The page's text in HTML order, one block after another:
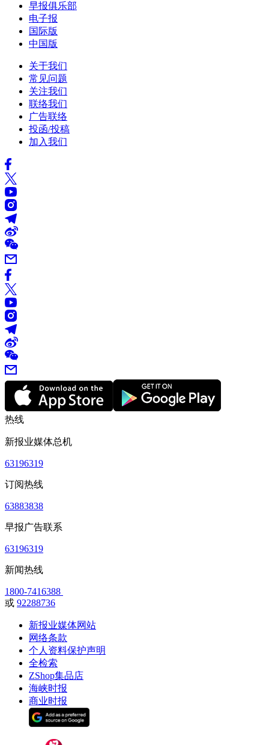
早报俱乐部
电子报
国际版
中国版
关于我们
常见问题
关注我们
联络我们
广告联络
投函/投稿
加入我们
热线
新报业媒体总机
63196319
订阅热线
63883838
早报广告联系
63196319
新闻热线
1800-7416388
或 92288736
新报业媒体网站
网络条款
个人资料保护声明
全检索
ZShop集品店
海峡时报
商业时报